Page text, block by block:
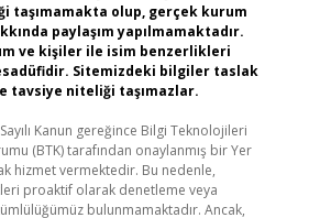
taşımamakta olup, gerçek kurum
paylaşım yapılmamaktadır.
ve kişiler ile isim benzerlikleri
Sitemizdeki bilgiler taslak
tavsiye niteliği taşımazlar.
Kanun gereğince Bilgi Teknolojileri
(BTK) tarafından onaylanmış bir Yer
hizmet vermektedir. Bu nedenle,
proaktif olarak denetleme veya
bulunmamaktadır. Ancak,